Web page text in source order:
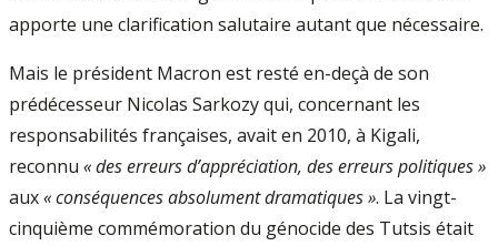
apporte une clarification salutaire autant que nécessaire.
Mais le président Macron est resté en-deçà de son
prédécesseur Nicolas Sarkozy qui, concernant les
responsabilités françaises, avait en 2010, à Kigali,
reconnu « des erreurs d’appréciation, des erreurs politiques »
aux« conséquences absolument dramatiques ». La vingt-
cinquième commémoration du génocide des Tutsis était